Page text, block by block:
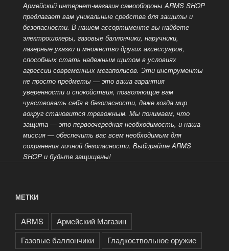
Армейский интернет-магазин самообороны ARMS SHOP
предлагает вам уникальные средства для защиты и
безопасности. В нашем ассортименте вы найдете
электрошокеры, газовые баллончики, наручники,
лазерные указки и множество других аксессуаров,
способных стать надежным щитом в условиях
агрессии современных мегаполисов. Эти инструменты
не просто предметы — это ваша гарантия
уверенности и спокойствия, позволяющие вам
чувствовать себя в безопасности, даже когда мир
вокруг становится тревожным. Мы понимаем, что
защита — это первоочередная необходимость, и наша
миссия — обеспечить вас всем необходимым для
сохранения личной безопасности. Выбирайте ARMS
SHOP и будьте защищены!
МЕТКИ
ARMS
Армейский Магазин
Газовые баллончики
Гладкоствольное оружие